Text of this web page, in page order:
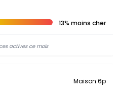
13% moins cher
actives ce mois
Maison 6p